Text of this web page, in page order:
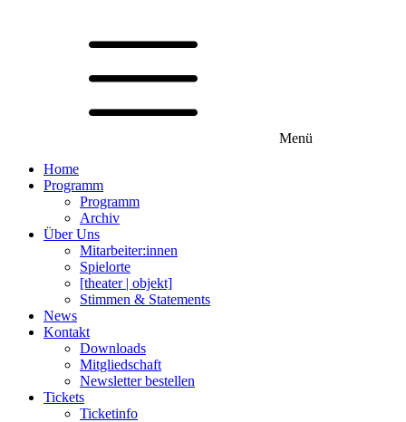
Menü
Home
Programm
Programm
Archiv
Über Uns
Mitarbeiter:innen
Spielorte
[theater | objekt]
Stimmen & Statements
News
Kontakt
Downloads
Mitgliedschaft
Newsletter bestellen
Tickets
Ticketinfo